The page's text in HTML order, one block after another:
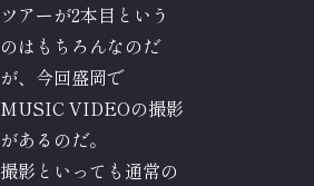
ツアーが2本目という
のはもちろんなのだ
が、今回盛岡で
MUSIC VIDEOの撮影
があるのだ。
撮影といっても通常の